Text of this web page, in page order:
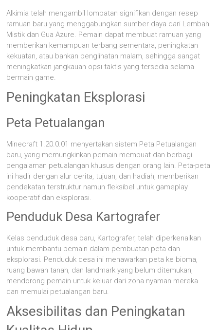
Alkimia telah mengambil lompatan signifikan dengan resep
ramuan baru yang menggabungkan sumber daya dari Lembah
Mistik dan Gua Azure. Pemain dapat membuat ramuan yang
memberikan kemampuan terbang sementara, peningkatan
kekuatan, atau bahkan penglihatan malam, sehingga sangat
meningkatkan jangkauan opsi taktis yang tersedia selama
bermain game.
Peningkatan Eksplorasi
Peta Petualangan
Minecraft 1.20.0.01 menyertakan sistem Peta Petualangan
baru, yang memungkinkan pemain membuat dan berbagi
pengalaman petualangan khusus dengan orang lain. Peta-peta
ini hadir dengan alur cerita, tujuan, dan hadiah, memberikan
pendekatan terstruktur namun fleksibel untuk gameplay
kooperatif dan eksplorasi.
Penduduk Desa Kartografer
Kelas penduduk desa baru, Kartografer, telah diperkenalkan
untuk membantu pemain dalam pembuatan peta dan
eksplorasi. Penduduk desa ini menawarkan peta ke bioma,
ruang bawah tanah, dan landmark yang belum ditemukan,
mendorong pemain untuk keluar dari zona nyaman mereka
dan memulai petualangan baru.
Aksesibilitas dan Peningkatan